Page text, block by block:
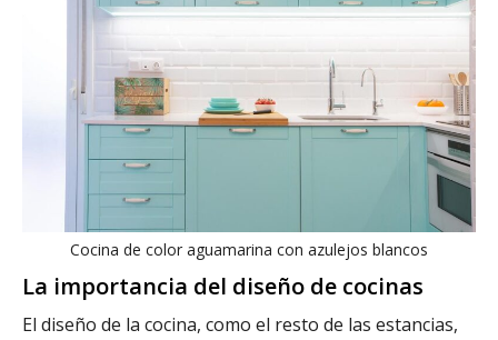
Cocina de color aguamarina con azulejos blancos
La importancia del diseño de cocinas
El diseño de la cocina, como el resto de las estancias,